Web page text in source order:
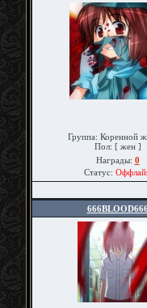
Группа: Коренной
Пол: [ жен ]
Награды: 0
Статус:
666BLOOD666